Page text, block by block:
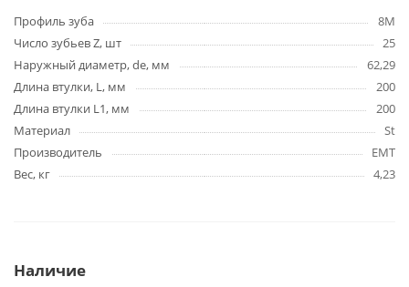
Профиль зуба
8M
Число зубьев Z, шт
25
Наружный диаметр, de, мм
62,29
Длина втулки, L, мм
200
Длина втулки L1, мм
200
Материал
St
Производитель
EMT
Вес, кг
4,23
Наличие